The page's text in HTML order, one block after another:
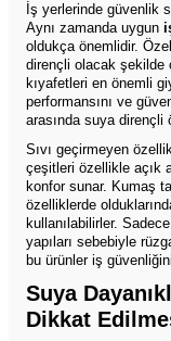
İş yerlerinde güvenlik
Aynı zamanda uygun
oldukça önemlidir.
dirençli olacak şekilde
kıyafetleri en önemli
performansını ve
arasında suya dirençli
Sıvı geçirmeyen
çeşitleri özellikle açık
konfor sunar. Kumaş
özelliklerde
kullanılabilirler.
yapıları sebebiyle
bu ürünler iş
Suya
Dikkat